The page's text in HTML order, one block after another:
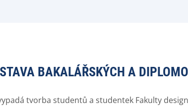
BAKALÁŘSKÝCH A
tvorba studentů a studentek Fakulty